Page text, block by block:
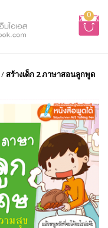
0
/สร้างเด็ก 2 ภาษาสอนลูกพูด